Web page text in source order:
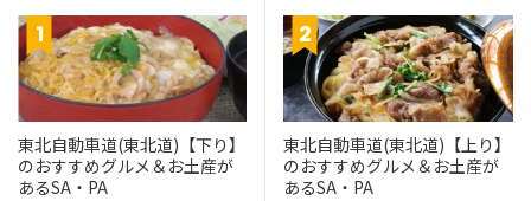
東北自動車道(東北道)【下り】
のおすすめグルメ＆お土産が
あるSA・PA
東北自動車道(東北道)【上り】
のおすすめグルメ＆お土産が
あるSA・PA